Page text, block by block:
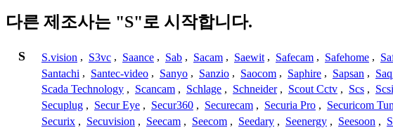
다른 제조사는 "S"로 시작합니다.
S S.vision , S3vc , Saance , Sab , Sacam , Saewit , Safecam , Safehome ,
Santachi , Santec-video , Sanyo , Sanzio , Saocom , Saphire , Sapsan ,
Scada Technology , Scancam , Schlage , Schneider , Scout Cctv , Scs , Scsi
Secuplug , Secur Eye , Secur360 , Securecam , Securia Pro , Securicom
Securix , Secuvision , Seecam , Seecom , Seedary , Seenergy , Seesoon ,